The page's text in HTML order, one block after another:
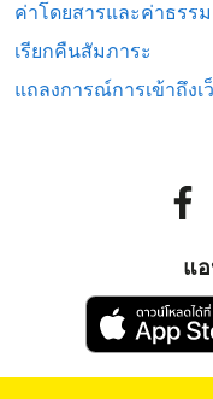
ค่าโดยสารและค่าธรรม
เรียกคืนสัมภาระ
แถลงการณ์การเข้าถึงเ
แ